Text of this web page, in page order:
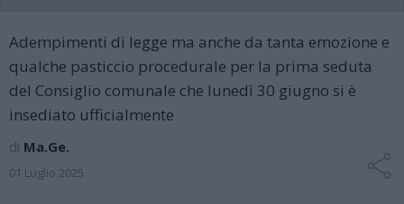
Adempimenti di legge ma anche da tanta emozione e
qualche pasticcio procedurale per la prima seduta
del Consiglio comunale che lunedì 30 giugno si è
insediato ufficialmente
di Ma.Ge.
01 Luglio 2025